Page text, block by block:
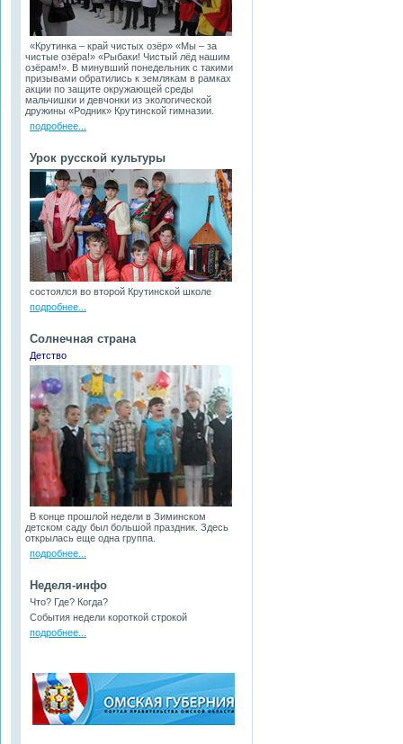
«Крутинка – край чистых озёр» «Мы – за
чистые озёра!» «Рыбаки! Чистый лёд нашим
озёрам!». В минувший понедельник с такими
призывами обратились к землякам в рамках
акции по защите окружающей среды
мальчишки и девчонки из экологической
дружины «Родник» Крутинской гимназии.
подробнее...
Урок русской культуры
состоялся во второй Крутинской школе
подробнее...
Солнечная страна
Детство
В конце прошлой недели в Зиминском
детском саду был большой праздник. Здесь
открылась еще одна группа.
подробнее...
Неделя-инфо
Что? Где? Когда?
События недели короткой строкой
подробнее...